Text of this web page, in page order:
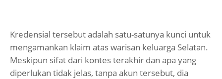
Kredensial tersebut adalah satu-satunya kunci untuk
mengamankan klaim atas warisan keluarga Selatan.
Meskipun sifat dari kontes terakhir dan apa yang
diperlukan tidak jelas, tanpa akun tersebut, dia